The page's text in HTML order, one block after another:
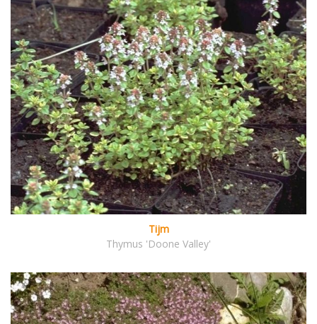
Tijm
Thymus 'Doone Valley'